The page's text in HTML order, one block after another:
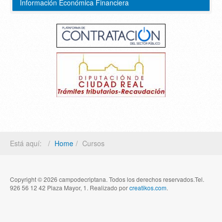
Información Económica Financiera
Está aquí: Home Cursos
Copyright © 2026 campodecriptana. Todos los derechos reservados.Tel.
926 56 12 42 Plaza Mayor, 1. Realizado porcreatikos.com.